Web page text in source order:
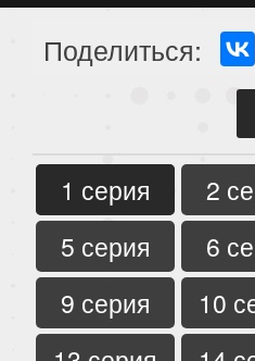
Поделиться:
1 серия 2
5 серия
6
9 серия
10